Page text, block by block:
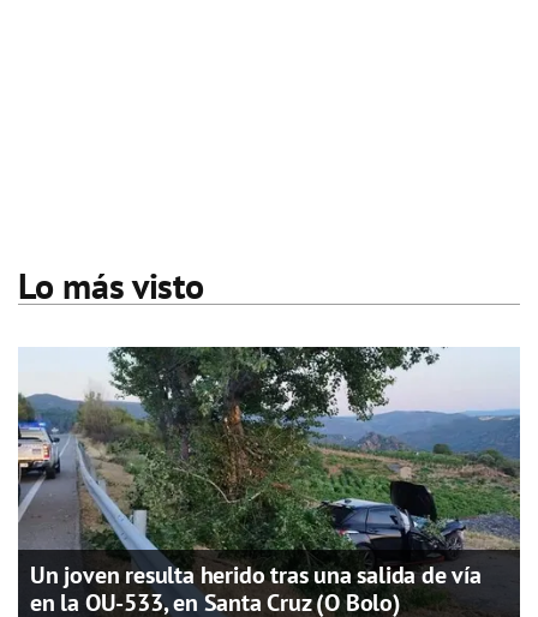
Lo más visto
Un joven resulta herido tras una salida de vía
en la OU-533, en Santa Cruz (O Bolo)